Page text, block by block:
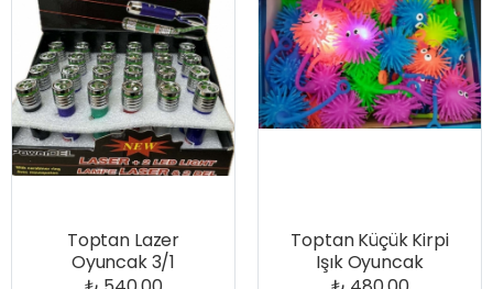
Toptan Lazer
Oyuncak 3/1
Toptan Küçük Kirpi
Işık Oyuncak